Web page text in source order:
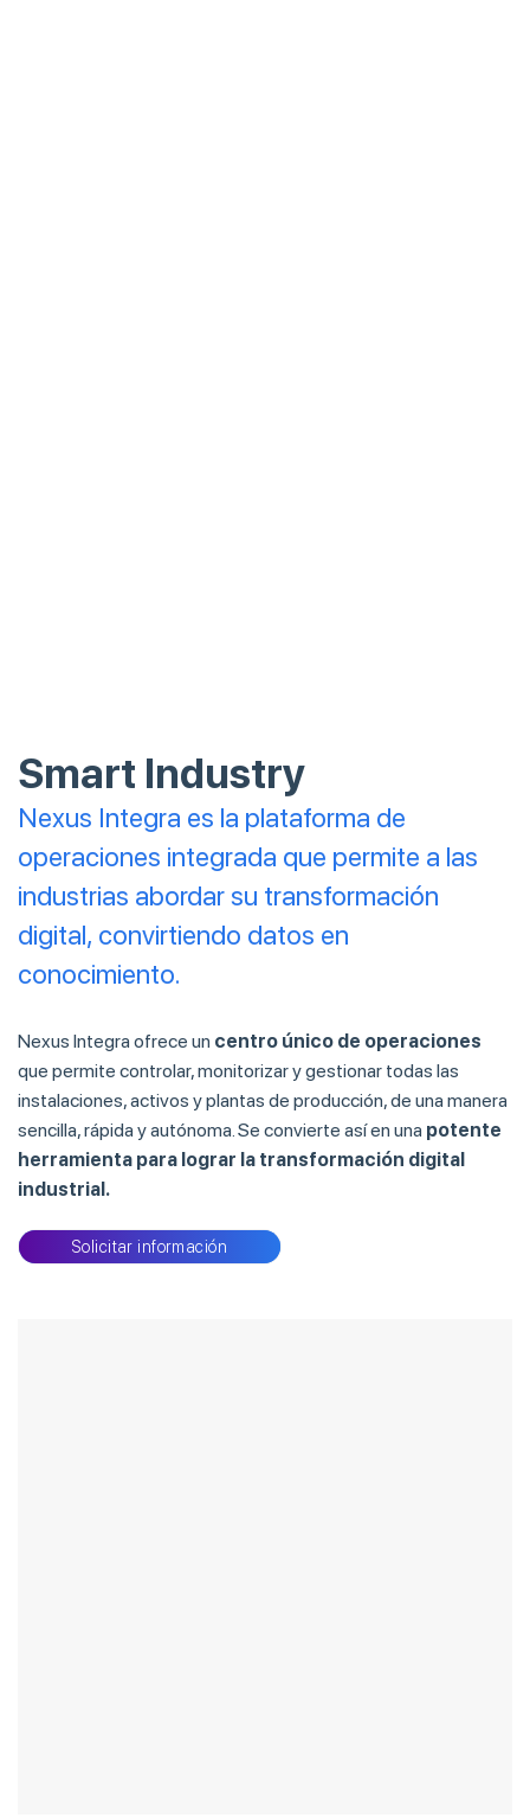
Smart Industry
Nexus Integra es la plataforma de
operaciones integrada que permite a las
industrias abordar su transformación
digital, convirtiendo datos en
conocimiento.
Nexus Integra ofrece un centro único de operaciones
que permite controlar, monitorizar y gestionar todas las
instalaciones, activos y plantas de producción, de una manera
sencilla, rápida y autónoma. Se convierte así en una potente
herramienta para lograr la transformación digital
industrial.
Solicitar información